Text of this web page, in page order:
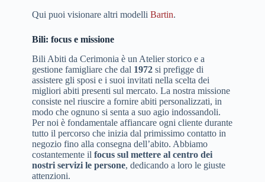
Qui puoi visionare altri modelli Bartin.
Bili: focus e missione
Bili Abiti da Cerimonia è un Atelier storico e a
gestione famigliare che dal 1972si prefigge di
assistere gli sposi e i suoi invitati nella scelta dei
migliori abiti presenti sul mercato. La nostra missione
consiste nel riuscire a fornire abiti personalizzati, in
modo che ognuno si senta a suo agio indossandoli.
Per noi è fondamentale affiancare ogni cliente durante
tutto il percorso che inizia dal primissimo contatto in
negozio fino alla consegna dell’abito. Abbiamo
costantemente il focus sul mettere al centro dei
nostri servizi le persone, dedicando a loro le giuste
attenzioni.